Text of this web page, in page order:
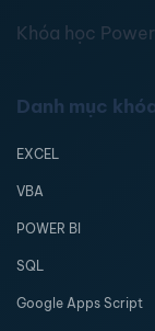
Khóa học
Danh mục
EXCEL
VBA
POWER BI
SQL
Google Apps Script